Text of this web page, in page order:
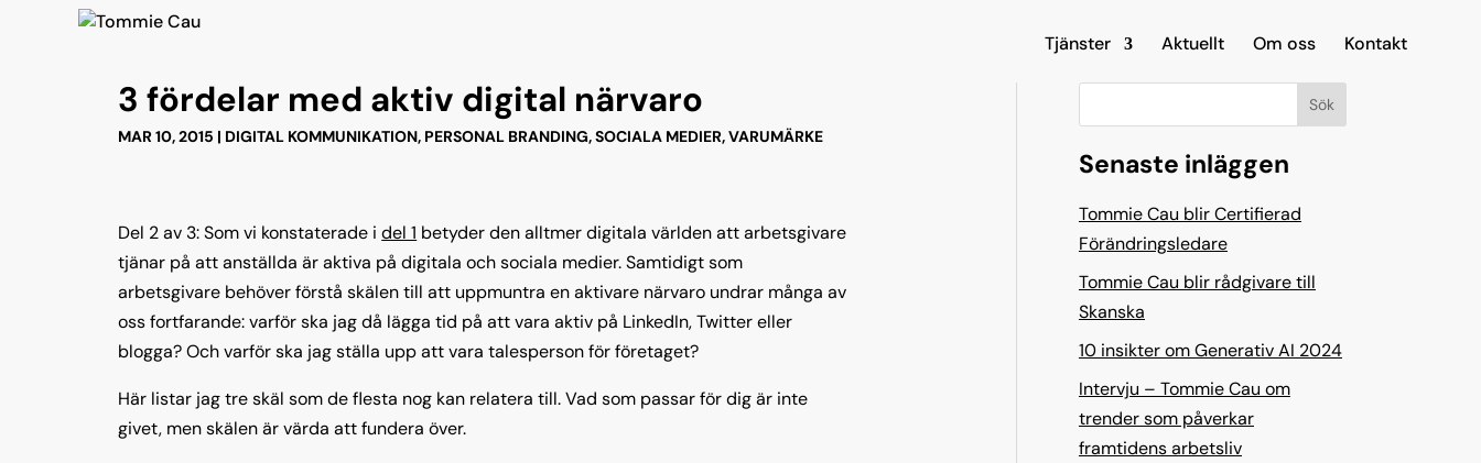
Tjänster Aktuellt Om oss Kontakt
3 fördelar med aktiv digital närvaro
MAR 10, 2015 | DIGITAL KOMMUNIKATION, PERSONAL BRANDING,SOCIALA MEDIER,VARUMÄRKE
Del 2 av 3: Som vi konstaterade idel 1 betyder den alltmer digitala världen att arbetsgivare
tjänar på att anställda är aktiva på digitala och sociala medier. Samtidigt som
arbetsgivare behöver förstå skälen till att uppmuntra en aktivare närvaro undrar många av
oss fortfarande: varför ska jag då lägga tid på att vara aktiv på LinkedIn, Twitter eller
blogga? Och varför ska jag ställa upp att vara talesperson för företaget?
Här listar jag tre skäl som de flesta nog kan relatera till. Vad som passar för dig är inte
givet, men skälen är värda att fundera över.
Sök
Senaste inläggen
Tommie Cau blir Certifierad
Förändringsledare
Tommie Cau blir rådgivare till
Skanska
10 insikter om Generativ AI 2024
Intervju – Tommie Cau om
trender som påverkar
framtidens arbetsliv